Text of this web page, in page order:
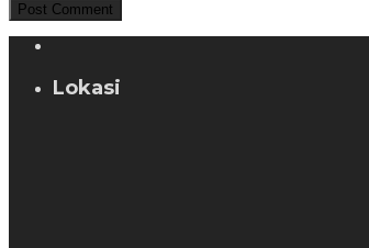
Lokasi